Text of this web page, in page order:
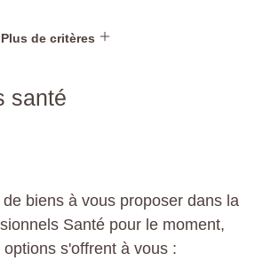
Plus de critères
santé
biens à vous proposer dans la
Santé pour le moment,
options s'offrent à vous :